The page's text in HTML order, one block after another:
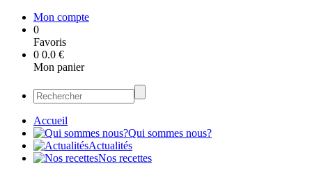
Mon compte
0
Favoris
0 0.0 €
Mon panier
Accueil
Qui sommes nous?
Actualités
Nos recettes